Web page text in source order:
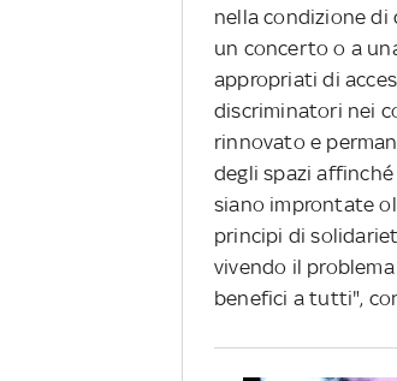
nella condizione di
un concerto o a
appropriati di
discriminatori nei
rinnovato e
degli spazi
siano improntate
principi di
vivendo il
benefici a tutti",